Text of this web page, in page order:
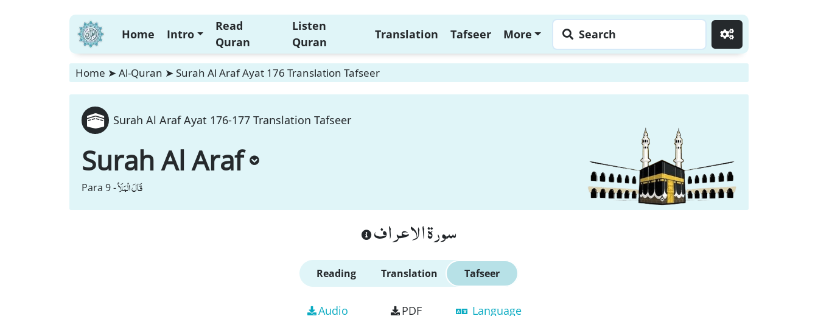
Home Intro
Read
Quran
Listen
Quran
Translation Tafseer More Search
Home ➤ Al-Quran ➤ Surah Al Araf Ayat 176 Translation Tafseer
Surah Al Araf Ayat 176-177 Translation Tafseer
Surah Al Araf
Para 9 -قَالَ الْمَلَاُ
سورة الاعراف
Reading Translation Tafseer
Audio PDF Language